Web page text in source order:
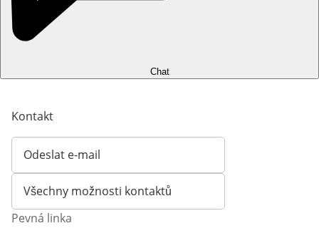
Chat
Kontakt
Odeslat e-mail
Otevírá e-mailového klienta
Všechny možnosti kontaktů
Pevná linka